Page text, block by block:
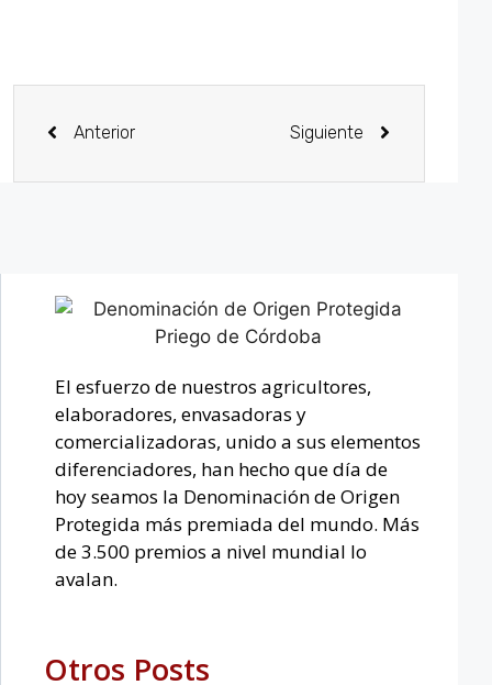
Anterior Siguiente
El esfuerzo de nuestros agricultores,
elaboradores, envasadoras y
comercializadoras, unido a sus elementos
diferenciadores, han hecho que día de
hoy seamos la Denominación de Origen
Protegida más premiada del mundo. Más
de 3.500 premios a nivel mundial lo
avalan.
Otros Posts